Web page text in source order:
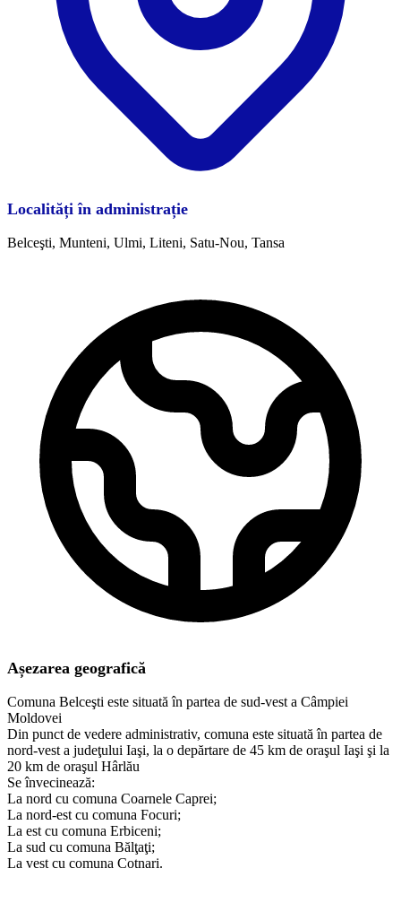
Localități în administrație
Belceşti, Munteni, Ulmi, Liteni, Satu-Nou, Tansa
Așezarea geografică
Comuna Belceşti este situată în partea de sud-vest a Câmpiei
Moldovei
Din punct de vedere administrativ, comuna este situată în partea de
nord-vest a judeţului Iaşi, la o depărtare de 45 km de oraşul Iaşi şi la
20 km de oraşul Hârlău
Se învecinează:
La nord cu comuna Coarnele Caprei;
La nord-est cu comuna Focuri;
La est cu comuna Erbiceni;
La sud cu comuna Bălţaţi;
​La vest cu comuna Cotnari.